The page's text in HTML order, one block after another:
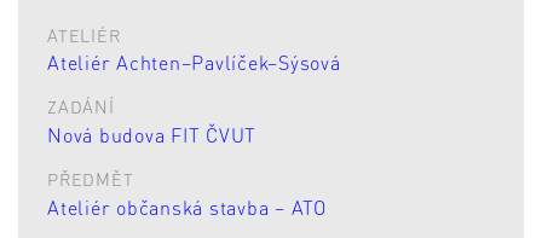
ATELIÉR
Ateliér Achten–Pavlíček–Sýsová
ZADÁNÍ
Nová budova FIT ČVUT
PŘEDMĚT
Ateliér občanská stavba – ATO